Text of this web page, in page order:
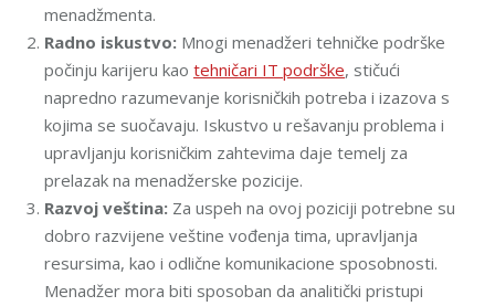
menadžmenta.
Radno iskustvo: Mnogi menadžeri tehničke podrške
počinju karijeru kao tehničari IT podrške, stičući
napredno razumevanje korisničkih potreba i izazova s
kojima se suočavaju. Iskustvo u rešavanju problema i
upravljanju korisničkim zahtevima daje temelj za
prelazak na menadžerske pozicije.
Razvoj veština: Za uspeh na ovoj poziciji potrebne su
dobro razvijene veštine vođenja tima, upravljanja
resursima, kao i odlične komunikacione sposobnosti.
Menadžer mora biti sposoban da analitički pristupi